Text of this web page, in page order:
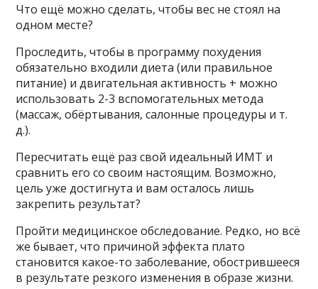
Что ещё можно сделать, чтобы вес не стоял на
одном месте?
Проследить, чтобы в программу похудения
обязательно входили диета (или правильное
питание) и двигательная активность + можно
использовать 2-3 вспомогательных метода
(массаж, обёртывания, салонные процедуры и т.
д.).
Пересчитать ещё раз свой идеальный ИМТ и
сравнить его со своим настоящим. Возможно,
цель уже достигнута и вам осталось лишь
закрепить результат?
Пройти медицинское обследование. Редко, но всё
же бывает, что причиной эффекта плато
становится какое-то заболевание, обострившееся
в результате резкого изменения в образе жизни.